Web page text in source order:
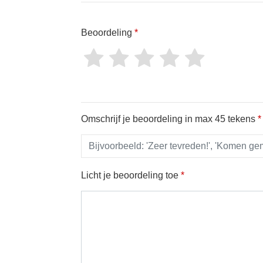
Beoordeling *
Omschrijf je beoordeling in max 45 tekens *
Licht je beoordeling toe *